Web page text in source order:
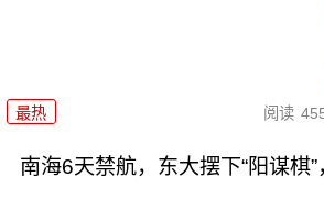
最热 阅读
南海6天禁航，东大摆下“阳谋棋”